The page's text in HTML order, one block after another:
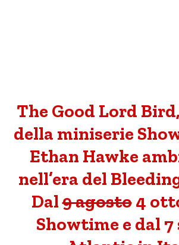
The Good Lord
della miniserie
Ethan Hawke
nell’era del
Dal9 agosto4
Showtime e dal 7